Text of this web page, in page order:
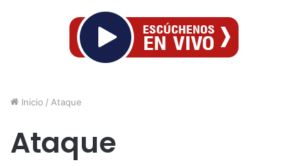
Inicio / Ataque
Ataque